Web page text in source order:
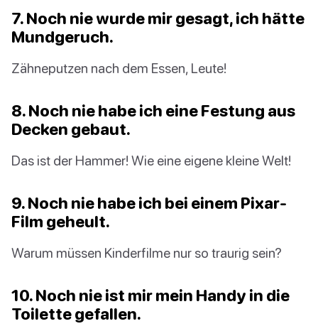
7. Noch nie wurde mir gesagt, ich hätte
Mundgeruch.
Zähneputzen nach dem Essen, Leute!
8. Noch nie habe ich eine Festung aus
Decken gebaut.
Das ist der Hammer! Wie eine eigene kleine Welt!
9. Noch nie habe ich bei einem Pixar-
Film geheult.
Warum müssen Kinderfilme nur so traurig sein?
10. Noch nie ist mir mein Handy in die
Toilette gefallen.